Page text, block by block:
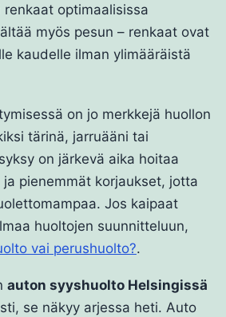
optimaalisissa
myös pesun – renkaat ovat
kaudelle ilman ylimääräistä
on jo merkkejä huollon
tärinä, jarruääni tai
on järkevä aika hoitaa
pienemmät korjaukset, jotta
Jos kaipaat
huoltojen suunnitteluun,
vai perushuolto?.
auton syyshuolto Helsingissä
se näkyy arjessa heti. Auto